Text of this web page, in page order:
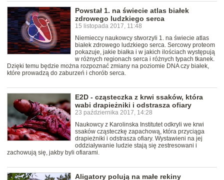
Powstał 1. na świecie atlas białek
zdrowego ludzkiego serca
15 listopada 2017, 11:48
Niemieccy naukowcy stworzyli 1. na świecie atlas
białek zdrowego ludzkiego serca. Sercowy proteom
pokazuje, jakie białka i w jakich ilościach występują
w różnych regionach serca i różnych typach tkanek.
Dzięki temu będzie można rozpoznać zmiany na poziomie DNA czy białek,
które prowadzą do zaburzeń i chorób serca.
E2D - cząsteczka z krwi ssaków, która
wabi drapieżniki i odstrasza ofiary
23 października 2017, 14:28
Naukowcy z Karolinska Institutet odkryli we krwi
ssaków cząsteczkę zapachową, która przyciąga
drapieżniki i odstrasza ofiary. Wystawieni na jej
oddziaływanie ludzie stają się zestresowani i
zachowują się, jakby byli ofiarami.
Aligatory polują na małe rekiny